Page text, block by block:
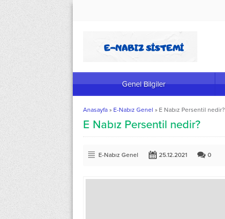
Genel Bilgiler
Anasayfa » E-Nabız Genel » E Nabız Persentil nedir?
E Nabız Persentil nedir?
E-Nabız Genel 25.12.2021 0